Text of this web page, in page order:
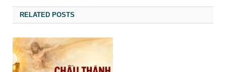
RELATED POSTS